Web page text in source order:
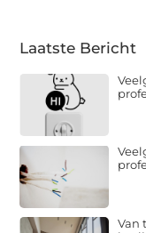
Laatste Bericht
Van